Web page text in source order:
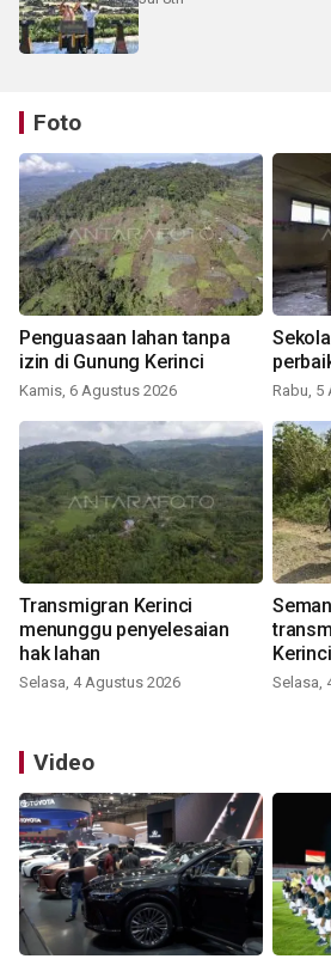
Foto
Penguasaan lahan tanpa
izin di Gunung Kerinci
Kamis, 6 Agustus 2026 Rabu, 5
Transmigran Kerinci
menunggu penyelesaian
hak lahan
Selasa, 4 Agustus 2026
Kerinci
Selasa,
Video